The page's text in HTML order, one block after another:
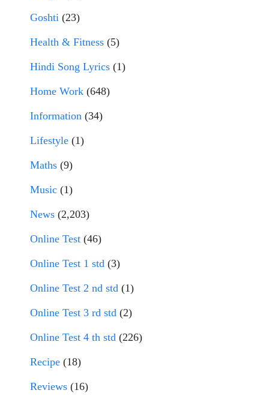
Goshti (23)
Health & Fitness (5)
Hindi Song Lyrics (1)
Home Work (648)
Information (34)
Lifestyle (1)
Maths (9)
Music (1)
News (2,203)
Online Test (46)
Online Test 1 std (3)
Online Test 2 nd std (1)
Online Test 3 rd std (2)
Online Test 4 th std (226)
Recipe (18)
Reviews (16)